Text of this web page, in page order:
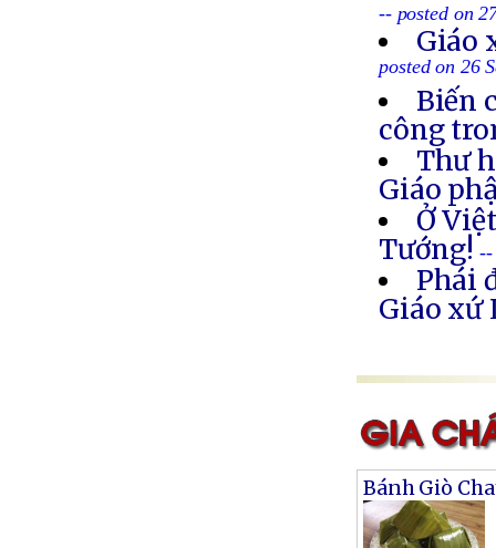
-- posted on
Giáo
posted on 26
Biến
công
Thư
Giáo
Ở
Tướng! --
Phái
Giáo xứ
Bánh Giò